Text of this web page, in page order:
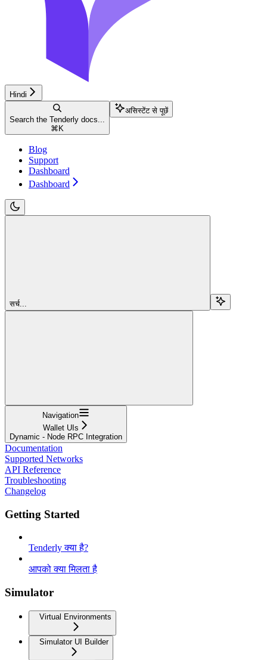
Hindi
Search the Tenderly docs...
⌘ K
असिस्टेंट से पूछें
Blog
Support
Dashboard
Dashboard
सर्च...
Navigation
Wallet UIs
Dynamic - Node RPC Integration
Documentation
Supported Networks
API Reference
Troubleshooting
Changelog
Getting Started
Tenderly क्या है?
आपको क्या मिलता है
Simulator
Virtual Environments
Simulator UI Builder